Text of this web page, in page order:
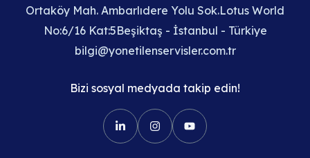
Ortaköy Mah. Ambarlıdere Yolu Sok.Lotus World
No:6/16 Kat:5Beşiktaş - İstanbul - Türkiye
bilgi@yonetilenservisler.com.tr
Bizi sosyal medyada takip edin!